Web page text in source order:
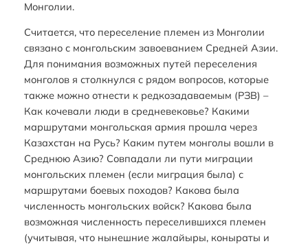
Монголии.
Считается, что переселение племен из Монголии
связано с монгольским завоеванием Средней Азии.
Для понимания возможных путей переселения
монголов я столкнулся с рядом вопросов, которые
также можно отнести к редкозадаваемым (РЗВ) –
Как кочевали люди в средневековье? Какими
маршрутами монгольская армия прошла через
Казахстан на Русь? Каким путем монголы вошли в
Среднюю Азию? Совпадали ли пути миграции
монгольских племен (если миграция была) с
маршрутами боевых походов? Какова была
численность монгольских войск? Какова была
возможная численность переселившихся племен
(учитывая, что нынешние жалайыры, коныраты и